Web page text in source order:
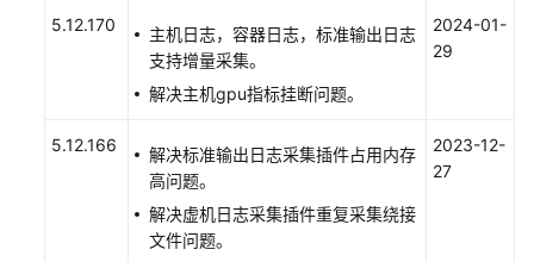
常
视
5.12.170
主机日志，容器日志，标准输出日志
支持增量采集。
解决主机gpu指标挂断问题。
2024-01-
29
5.12.166
解决标准输出日志采集插件占用内存
高问题。
解决虚机日志采集插件重复采集绕接
文件问题。
2023-12-
27